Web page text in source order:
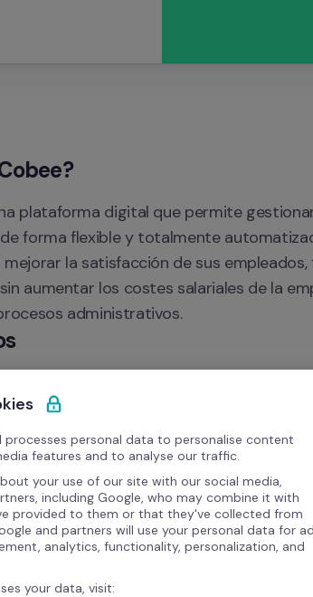
plataforma digital que permite
forma flexible y totalmente
mejorar la satisfacción de sus
aumentar los costes salariales de la
administrativos.
pueden acceder a beneficios como
y cuidado infantil directamente
con Factorial, los empleados se
de actualizaciones manuales.
todos los beneficios en un solo lugar con
lista de empleados automáticamente
y bajas.
processes personal data to personalise content
features and to analyse our traffic.
your use of our site with our social media,
including Google, who may combine it with
provided to them or that they've collected from
and partners will use your personal data for ad
analytics, functionality, personalization, and
your data, visit: